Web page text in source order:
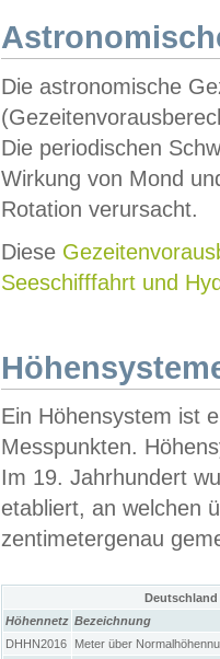
Die astronomische
Die periodischen
Wirkung von Mond
Rotation verursacht.
Diese
Seeschifffahrt und
Ein Höhensystem ist
Messpunkten.
Im 19. Jahrhundert
etabliert, an welchen
zentimetergenau
Höhennetz Bezeichnung
DHHN2016
Meter über